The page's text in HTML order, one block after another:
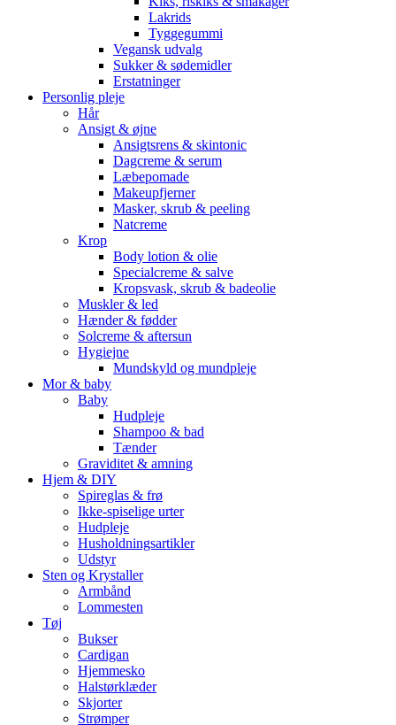
Lakrids
Tyggegummi
Vegansk udvalg
Sukker & sødemidler
Erstatninger
Personlig pleje
Hår
Ansigt & øjne
Ansigtsrens & skintonic
Dagcreme & serum
Læbepomade
Makeupfjerner
Masker, skrub & peeling
Natcreme
Krop
Body lotion & olie
Specialcreme & salve
Kropsvask, skrub & badeolie
Muskler & led
Hænder & fødder
Solcreme & aftersun
Hygiejne
Mundskyld og mundpleje
Mor & baby
Baby
Hudpleje
Shampoo & bad
Tænder
Graviditet & amning
Hjem & DIY
Spireglas & frø
Ikke-spiselige urter
Hudpleje
Husholdningsartikler
Udstyr
Sten og Krystaller
Armbånd
Lommesten
Tøj
Bukser
Cardigan
Hjemmesko
Halstørklæder
Skjorter
Strømper